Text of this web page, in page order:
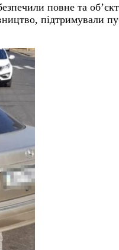
повне та
підтримували